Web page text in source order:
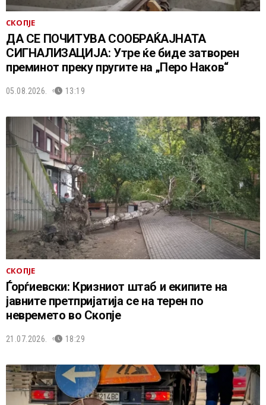
СКОПЈЕ
ДА СЕ ПОЧИТУВА СООБРАЌАЈНАТА
СИГНАЛИЗАЦИЈА: Утре ќе биде затворен
преминот преку пругите на „Перо Наков“
05.08.2026. 13:19
СКОПЈЕ
Ѓорѓиевски: Кризниот штаб и екипите на
јавните претпријатија се на терен по
невремето во Скопје
21.07.2026. 18:29